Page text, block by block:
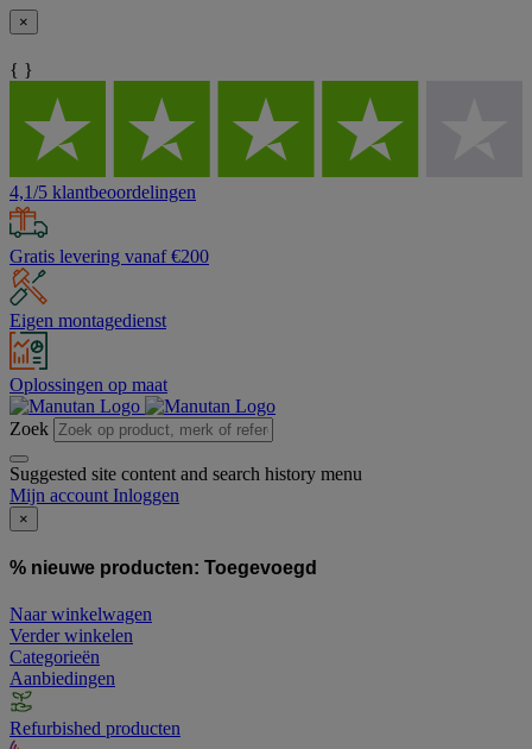
×
{ }
4,1/5 klantbeoordelingen
Gratis levering vanaf €200
Eigen montagedienst
Oplossingen op maat
Zoek
Suggested site content and search history menu
Mijn account Inloggen
×
% nieuwe producten: Toegevoegd
Naar winkelwagen
Verder winkelen
Categorieën
Aanbiedingen
Refurbished producten